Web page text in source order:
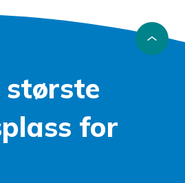
SeiPhone 7 mønstrete
priser.
største
for